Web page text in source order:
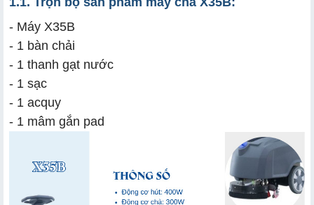
- Máy X35B
- 1 bàn chải
- 1 thanh gạt nước
- 1 sạc
- 1 acquy
- 1 mâm gắn pad